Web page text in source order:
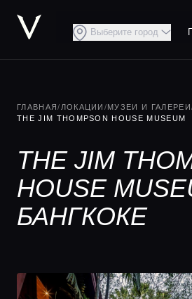
Выберите город
ГЛАВНАЯ/ ЛОКАЦИИ /МУЗЕИ И ГАЛЕРЕИ
THE JIM THOMPSON HOUSE MUSEUM
THE JIM
HOUSE
БАНГКОКЕ